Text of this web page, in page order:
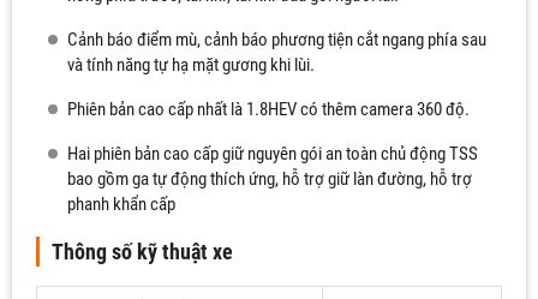
Cảnh báo điểm mù, cảnh báo phương tiện cắt ngang phía sau
và tính năng tự hạ mặt gương khi lùi.
Phiên bản cao cấp nhất là 1.8HEV có thêm camera 360 độ.
Hai phiên bản cao cấp giữ nguyên gói an toàn chủ động TSS
bao gồm ga tự động thích ứng, hỗ trợ giữ làn đường, hỗ trợ
phanh khẩn cấp
Thông số kỹ thuật xe